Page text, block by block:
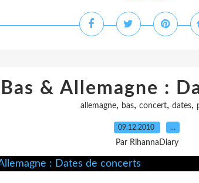
& Allemagne :
allemagne, bas, concert, dates,
09.12.2010 …
Par RihannaDiary